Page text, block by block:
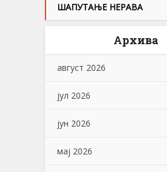
ШАПУТАЊЕ НЕРАВА
Архива
август 2026
јул 2026
јун 2026
мај 2026